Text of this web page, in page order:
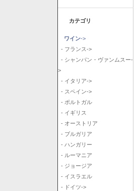
カテゴリ
ワイン->
- フランス->
- シャンパン・ヴァンムスー-
>
- イタリア->
- スペイン->
- ポルトガル
- イギリス
- オーストリア
- ブルガリア
- ハンガリー
- ルーマニア
- ジョージア
- イスラエル
- ドイツ->